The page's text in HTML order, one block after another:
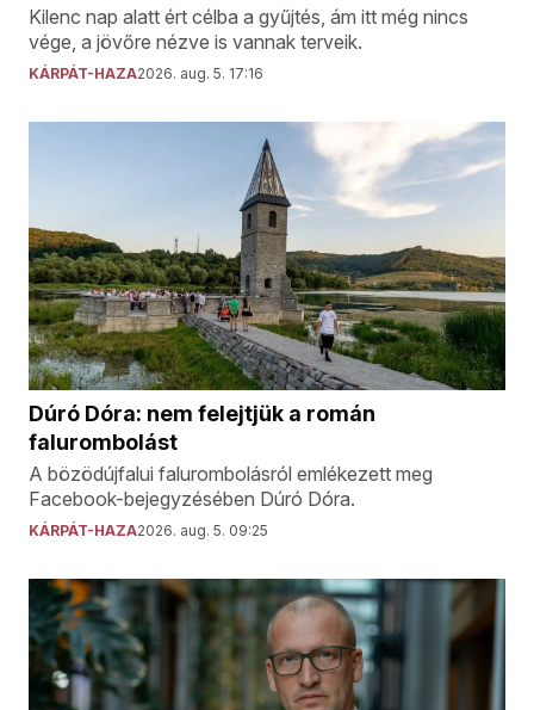
Kilenc nap alatt ért célba a gyűjtés, ám itt még nincs
vége, a jövőre nézve is vannak terveik.
KÁRPÁT-HAZA2026. aug. 5. 17:16
Dúró Dóra: nem felejtjük a román
falurombolást
A bözödújfalui falurombolásról emlékezett meg
Facebook-bejegyzésében Dúró Dóra.
KÁRPÁT-HAZA2026. aug. 5. 09:25